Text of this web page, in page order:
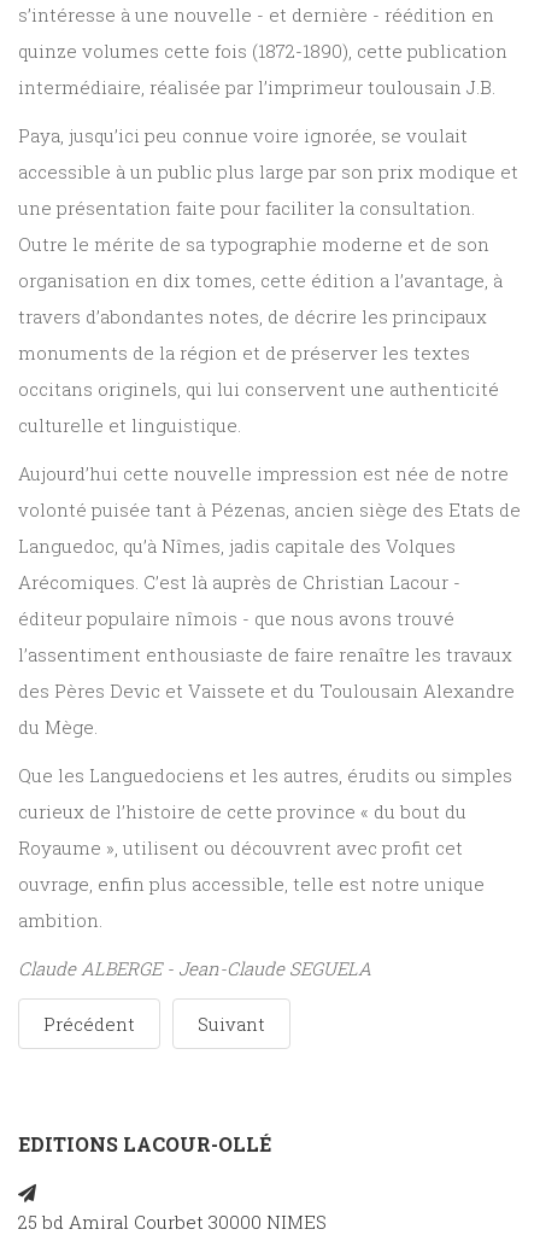
s’intéresse à une nouvelle - et dernière - réédition en
quinze volumes cette fois (1872-1890), cette publication
intermédiaire, réalisée par l’imprimeur toulousain J.B.
Paya, jusqu’ici peu connue voire ignorée, se voulait
accessible à un public plus large par son prix modique et
une présentation faite pour faciliter la consultation.
Outre le mérite de sa typographie moderne et de son
organisation en dix tomes, cette édition a l’avantage, à
travers d’abondantes notes, de décrire les principaux
monuments de la région et de préserver les textes
occitans originels, qui lui conservent une authenticité
culturelle et linguistique.
Aujourd’hui cette nouvelle impression est née de notre
volonté puisée tant à Pézenas, ancien siège des Etats de
Languedoc, qu’à Nîmes, jadis capitale des Volques
Arécomiques. C’est là auprès de Christian Lacour -
éditeur populaire nîmois - que nous avons trouvé
l’assentiment enthousiaste de faire renaître les travaux
des Pères Devic et Vaissete et du Toulousain Alexandre
du Mège.
Que les Languedociens et les autres, érudits ou simples
curieux de l’histoire de cette province « du bout du
Royaume », utilisent ou découvrent avec profit cet
ouvrage, enfin plus accessible, telle est notre unique
ambition.
Claude ALBERGE - Jean-Claude SEGUELA
Précédent Suivant
EDITIONS LACOUR-OLLÉ
25 bd Amiral Courbet 30000 NIMES